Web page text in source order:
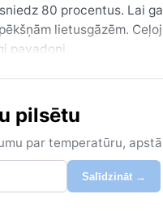
80 procentus. Lai
lietusgāzēm.
pavadoņi.
pilsētu
par temperatūru,
Salīdzināt →